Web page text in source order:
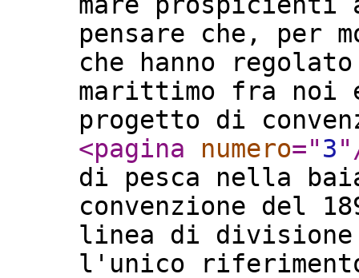
pensare che,
che hanno
marittimo fra
progetto di
<pagina
numero="3"
di pesca nella
convenzione del
linea di
l'unico